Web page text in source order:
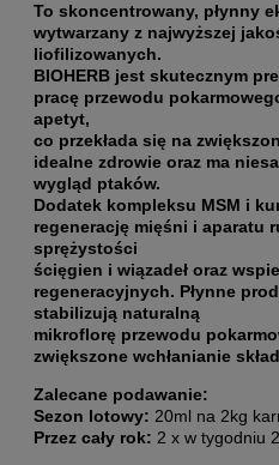
To skoncentrowany, płynny
wytwarzany z najwyższej
liofilizowanych.
BIOHERB jest skutecznym
pracę przewodu
apetyt,
co przekłada się na
idealne zdrowie oraz ma
wygląd ptaków.
Dodatek kompleksu MSM i
regenerację mięśni i aparatu
sprężystości
ścięgien i wiązadeł oraz
regeneracyjnych. Płynne
stabilizują naturalną
mikroflorę przewodu
zwiększone wchłanianie
Zalecane podawanie:
Sezon lotowy: 20ml na 2kg
Przez cały rok: 2 x w tygodniu